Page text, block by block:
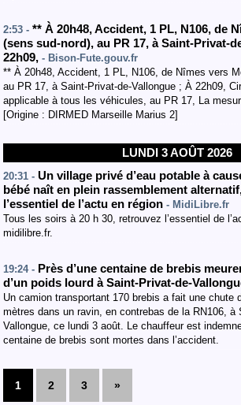
2:53 - ** À 20h48,Accident, 1 PL, N106, de
(sens sud-nord), au PR 17, à Saint-Privat-
22h09, - Bison-Fute.gouv.fr
** À 20h48, Accident, 1 PL, N106, de Nîmes vers
au PR 17, à Saint-Privat-de-Vallongue ; À 22h09,
applicable à tous les véhicules, au PR 17, La
[Origine : DIRMED Marseille Marius 2]
LUNDI 3 AOÛT 2026
20:31 - Un village privé d’eau potable à
bébé naît en plein rassemblement
l’essentiel de l’actu en région - MidiLibre.fr
Tous les soirs à 20 h 30, retrouvez l’essentiel de
midilibre.fr.
19:24 - Près d’une centaine de brebis
d’un poids lourd à Saint-Privat-de-
Un camion transportant 170 brebis a fait une chute
mètres dans un ravin, en contrebas de la RN106, à
Vallongue, ce lundi 3 août. Le chauffeur est
centaine de brebis sont mortes dans l’accident.
1 2 3 »